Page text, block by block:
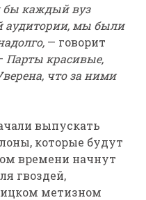
бы каждый вуз
аудитории, мы были
— говорит
Парты красивые,
что за ними
выпускать
которые будут
времени начнут
гвоздей,
метизном